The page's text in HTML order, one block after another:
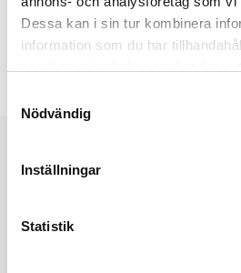
Dessa kan i sin tur kombinera
information som du har
Nödvändig
Inställningar
Statistik
VINGA Arwe GRS picknickpläd
Vi hjälper er!
resan, från första frågan tills ni har